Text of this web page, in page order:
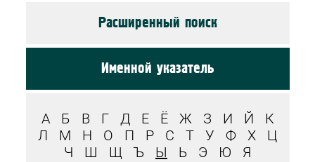
Расширенный поиск
Именной указатель
А Б В Г Д Е Ё Ж З И Й
К
Л
М Н О П Р С Т У Ф Х
Ц
Ч
Ш Щ Ъ Ы Ь Э Ю Я